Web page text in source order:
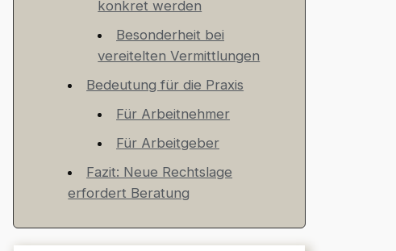
konkret werden
Besonderheit bei
vereitelten Vermittlungen
Bedeutung für die Praxis
Für Arbeitnehmer
Für Arbeitgeber
Fazit: Neue Rechtslage
erfordert Beratung